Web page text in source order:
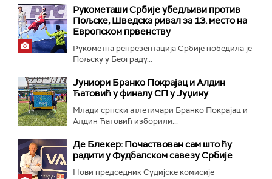
Рукометаши Србије убедљиви против
Пољске, Шведска ривал за 13. место на
Европском првенству
Рукометна репрезентација Србије победила је
Пољску у Београду...
Јуниори Бранко Покрајац и Алдин
Ћатовић у финалу СП у Јуџину
Млади српски атлетичари Бранко Покрајац и
Алдин Ћатовић изборили...
Де Блекер: Почаствован сам што ћу
радити у Фудбалском савезу Србије
Нови председник Судијске комисије